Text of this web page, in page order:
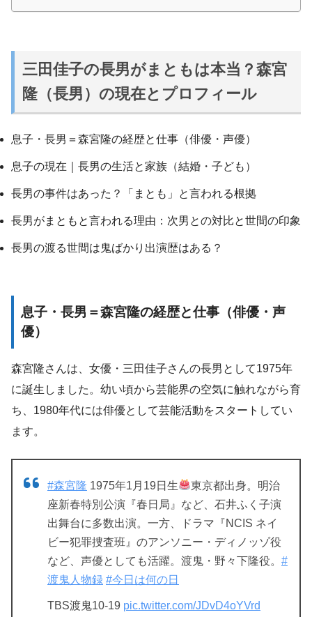
三田佳子の長男がまともは本当？森宮
隆（長男）の現在とプロフィール
息子・長男＝森宮隆の経歴と仕事（俳優・声優）
息子の現在｜長男の生活と家族（結婚・子ども）
長男の事件はあった？「まとも」と言われる根拠
長男がまともと言われる理由：次男との対比と世間の印象
長男の渡る世間は鬼ばかり出演歴はある？
息子・長男＝森宮隆の経歴と仕事（俳優・声
優）
森宮隆さんは、女優・三田佳子さんの長男として1975年
に誕生しました。幼い頃から芸能界の空気に触れながら育
ち、1980年代には俳優として芸能活動をスタートしてい
ます。
#森宮隆 1975年1月19日生
東京都出身。明治
座新春特別公演『春日局』など、石井ふく子演
出舞台に多数出演。一方、ドラマ『NCIS ネイ
ビー犯罪捜査班』のアンソニー・ディノッゾ役
など、声優としても活躍。渡鬼・野々下隆役。 #
渡鬼人物録 #今日は何の日
TBS渡鬼10-19 pic.twitter.com/JDvD4oYVrd